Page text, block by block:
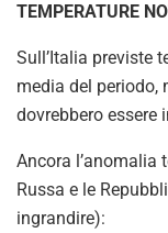
TEMPERATURE
Sull’Italia previste
media del periodo,
dovrebbero essere
Ancora l’anomalia
Russa e le
ingrandire):